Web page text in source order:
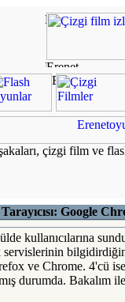
çizgi film ve
Google
kullanıcılarına
servislerinin
ve Chrome. 4'cü ise
durumda. Bakalım